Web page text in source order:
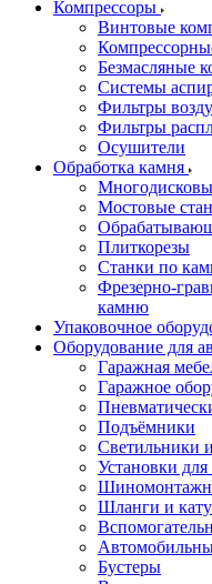
Компрессоры
Винтовые
Безмасляные
Системы
Фильтры
Фильтры
Осушители
Обработка камня
Мостовые
Плиткорезы
Станки по
Фрезерно-
камню
Упаковочное
Оборудование для
Гаражная
Гаражное
Подъёмники
Светильники
Установки
Шланги и
Бустеры